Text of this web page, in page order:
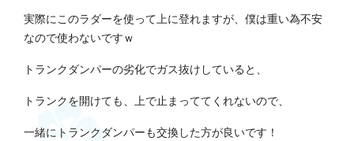
実際にこのラダーを使って上に登れますが、僕は重い為不安
なので使わないですｗ
トランクダンパーの劣化でガス抜けしていると、
トランクを開けても、上で止まっててくれないので、
一緒にトランクダンパーも交換した方が良いです！